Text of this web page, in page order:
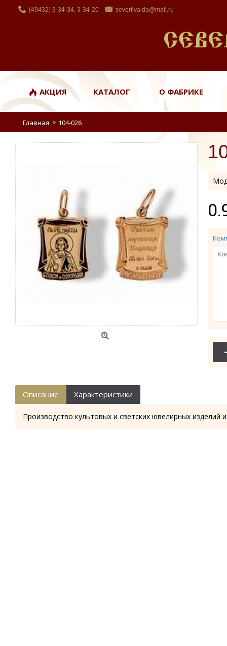
(49432) 3-34-34, 3-34-20 severfivaida@mail.ru
АКЦИЯ КАТАЛОГ О ФАБРИКЕ
Главная 104-026
-
Описание Характеристики
Производство культовых и светских ювелирных изделий